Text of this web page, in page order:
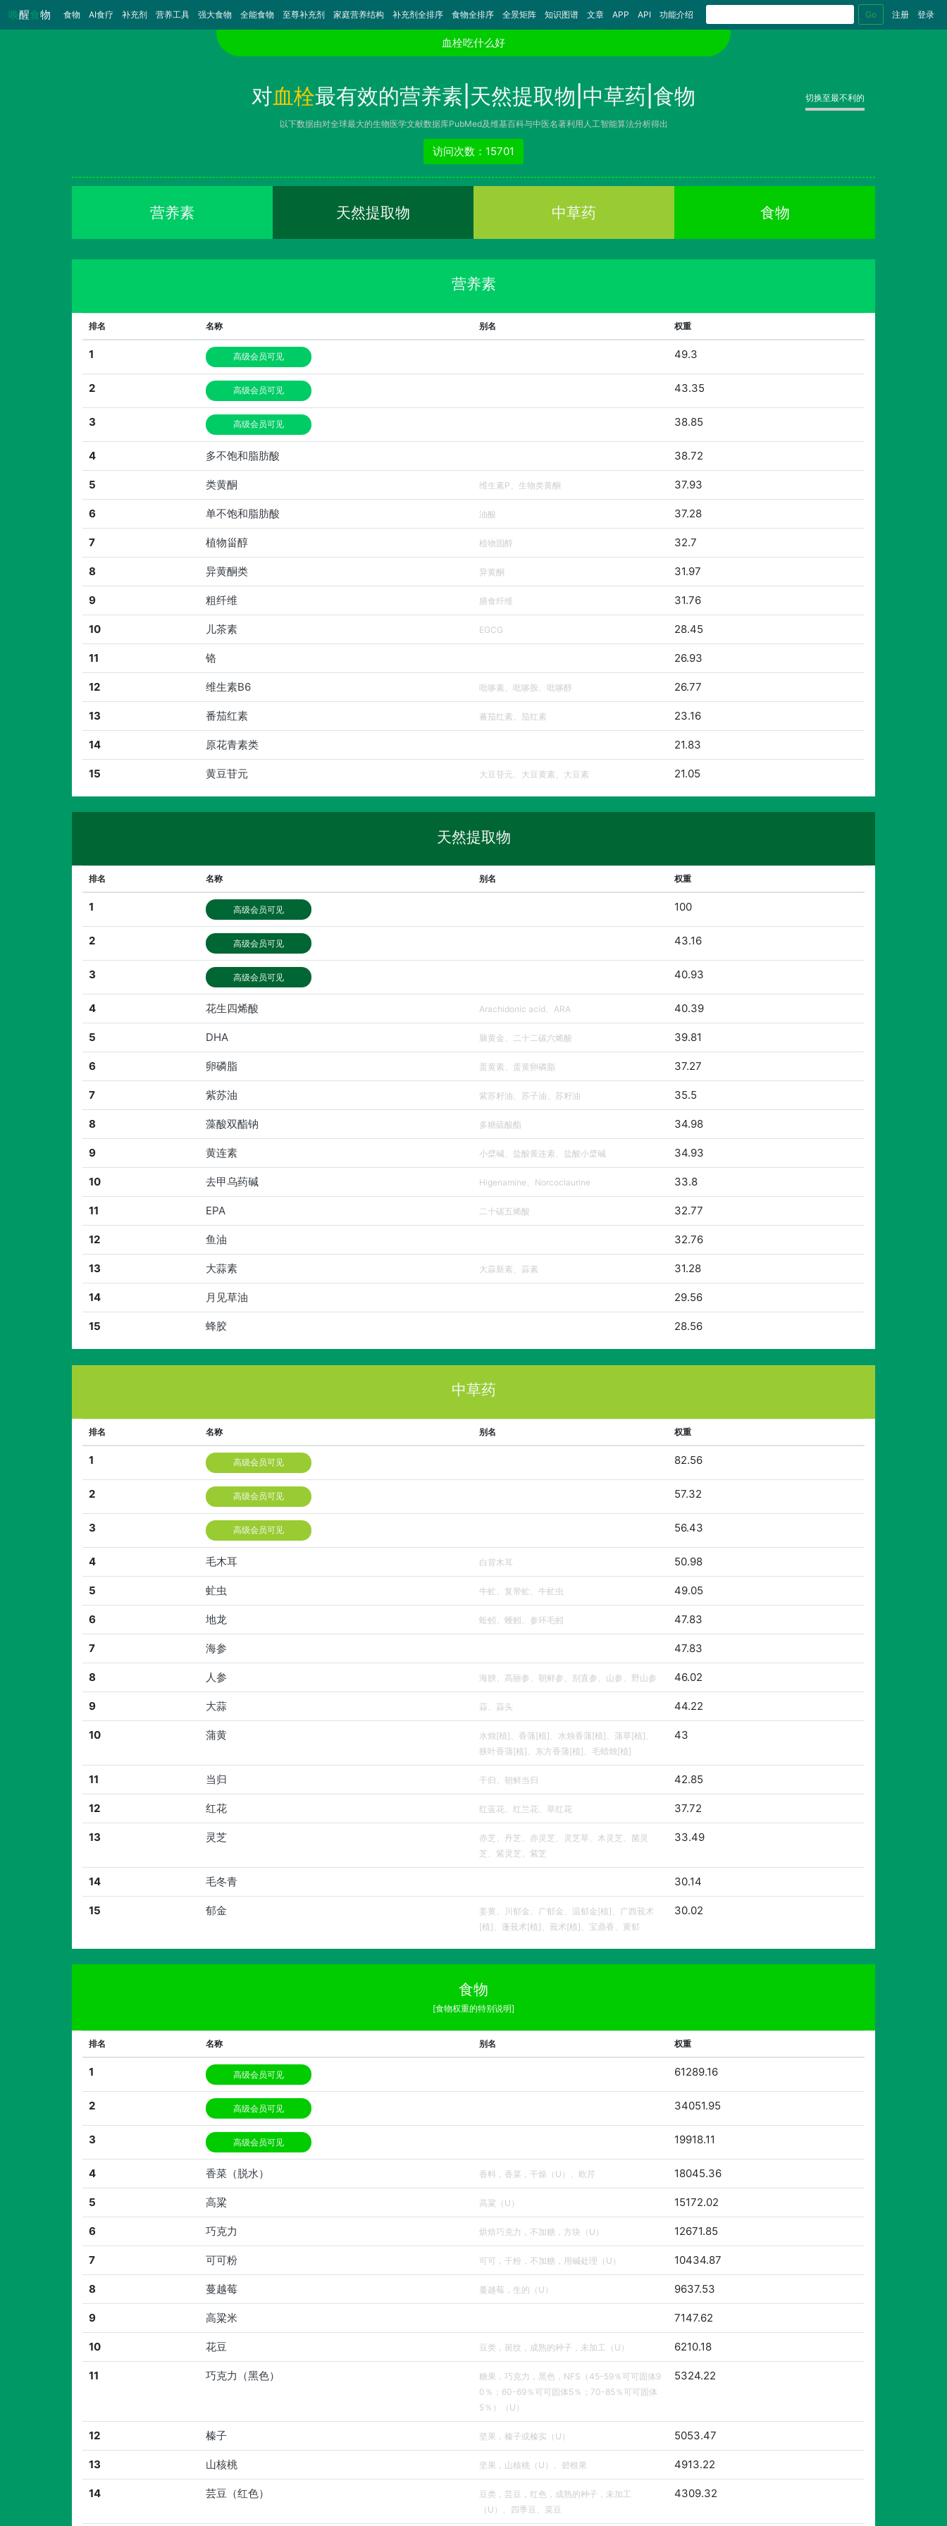
唤醒食物 食物 （当前）
AI食疗 补充剂 营养工具 强大食物 全能食物 至尊补充剂 家庭营养结构 补充剂全排序 食物全排序 全景矩阵 知识图谱 文章 APP API 功能介绍 Go 注册 登录
血栓吃什么好
对血栓最有效的营养素|天然提取物|中草药|食物 切换至最不利的
以下数据由对全球最大的生物医学文献数据库PubMed及维基百科与中医名著利用人工智能算法分析得出
访问次数：15701
营养素 天然提取物 中草药 食物
营养素
排名 名称 别名 权重
1 高级会员可见 49.3
2 高级会员可见 43.35
3 高级会员可见 38.85
4 多不饱和脂肪酸 38.72
5 类黄酮 维生素P、生物类黄酮 37.93
6 单不饱和脂肪酸 油酸 37.28
7 植物甾醇 植物固醇 32.7
8 异黄酮类 异黄酮 31.97
9 粗纤维 膳食纤维 31.76
10 儿茶素 EGCG 28.45
11 铬 26.93
12 维生素B6 吡哆素、吡哆胺、吡哆醇 26.77
13 番茄红素 蕃茄红素、茄红素 23.16
14 原花青素类 21.83
15 黄豆苷元 大豆苷元、大豆黄素、大豆素 21.05
天然提取物
排名 名称 别名 权重
1 高级会员可见 100
2 高级会员可见 43.16
3 高级会员可见 40.93
4 花生四烯酸 Arachidonic acid、ARA 40.39
5 DHA 脑黄金、二十二碳六烯酸 39.81
6 卵磷脂 蛋黄素、蛋黄卵磷脂 37.27
7 紫苏油 紫苏籽油、苏子油、苏籽油 35.5
8 藻酸双酯钠 多糖硫酸酯 34.98
9 黄连素 小檗碱、盐酸黄连素、盐酸小檗碱 34.93
10 去甲乌药碱 Higenamine、Norcoclaurine 33.8
11 EPA 二十碳五烯酸 32.77
12 鱼油 32.76
13 大蒜素 大蒜新素、蒜素 31.28
14 月见草油 29.56
15 蜂胶 28.56
中草药
排名 名称 别名 权重
1 高级会员可见 82.56
2 高级会员可见 57.32
3 高级会员可见 56.43
4 毛木耳 白背木耳 50.98
5 虻虫 牛虻、复带虻、牛虻虫 49.05
6 地龙 蚯蚓、蠖蚓、参环毛蚓 47.83
7 海参 47.83
8 人参 海腴、高丽参、朝鲜参、别直参、山参、野山参 46.02
9 大蒜 蒜、蒜头 44.22
10 蒲黄
水烛[植]、香蒲[植]、水烛香蒲[植]、蒲草[植]、
狭叶香蒲[植]、东方香蒲[植]、毛蜡烛[植]
43
11 当归 干归、朝鲜当归 42.85
12 红花 红蓝花、红兰花、草红花 37.72
13 灵芝
赤芝、丹芝、赤灵芝、灵芝草、木灵芝、菌灵
芝、紫灵芝、紫芝
33.49
14 毛冬青 30.14
15 郁金
姜黄、川郁金、广郁金、温郁金[植]、广西莪术
[植]、蓬莪术[植]、莪术[植]、宝鼎香、黄郁
30.02
食物
[食物权重的特别说明]
排名 名称 别名 权重
1 高级会员可见 61289.16
2 高级会员可见 34051.95
3 高级会员可见 19918.11
4 香菜（脱水） 香料，香菜，干燥（U）、欧芹 18045.36
5 高粱 高粱（U） 15172.02
6 巧克力 烘焙巧克力，不加糖，方块（U） 12671.85
7 可可粉 可可，干粉，不加糖，用碱处理（U） 10434.87
8 蔓越莓 蔓越莓，生的（U） 9637.53
9 高粱米 7147.62
10 花豆 豆类，斑纹，成熟的种子，未加工（U） 6210.18
11 巧克力（黑色）
糖果，巧克力，黑色，NFS（45-59％可可固体9
0％；60-69％可可固体5％；70-85％可可固体
5％）（U）
5324.22
12 榛子 坚果，榛子或榛实（U） 5053.47
13 山核桃 坚果，山核桃（U）、碧根果 4913.22
14 芸豆（红色）
豆类，芸豆，红色，成熟的种子，未加工
（U）、四季豆、菜豆
4309.32